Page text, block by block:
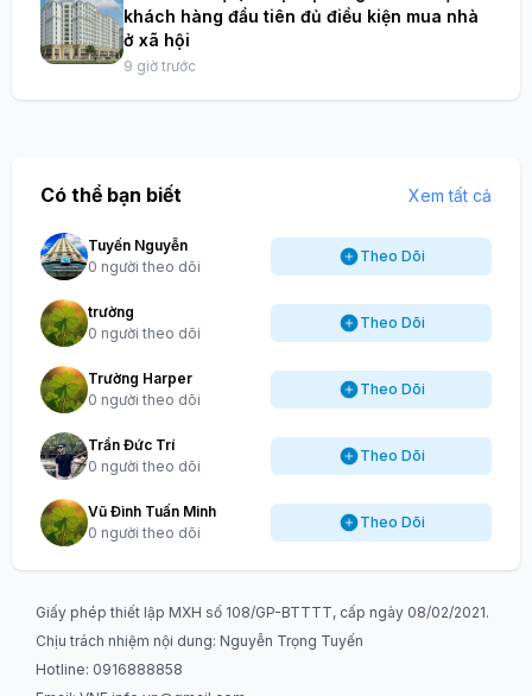
khách hàng đầu tiên đủ điều kiện mua nhà
ở xã hội
9 giờ trước
Có thể bạn biết Xem tất cả
Tuyến Nguyễn
0 người theo dõi
Theo Dõi
trường
0 người theo dõi
Theo Dõi
Trường Harper
0 người theo dõi
Theo Dõi
Trần Đức Trí
0 người theo dõi
Theo Dõi
Vũ Đình Tuấn Minh
0 người theo dõi
Theo Dõi
Giấy phép thiết lập MXH số 108/GP-BTTTT, cấp ngày 08/02/2021.
Chịu trách nhiệm nội dung: Nguyễn Trọng Tuyến
Hotline: 0916888858